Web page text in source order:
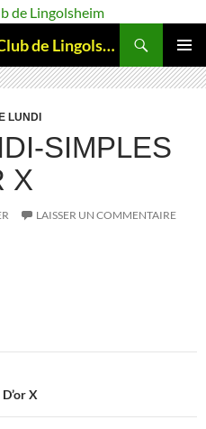
Bad-Lingo.fr – Badminton Club de Lingolsheim
MENU
LUNDI
SIMPLES
X
LAISSER UN COMMENTAIRE
X